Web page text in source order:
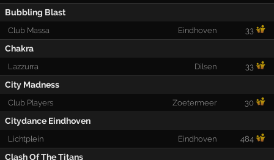
Bubbling Blast
Club Massa Eindhoven 33
Chakra
Lazzurra Dilsen 33
City Madness
Club Players Zoetermeer 30
Citydance Eindhoven
Lichtplein Eindhoven 484
Clash Of The Titans